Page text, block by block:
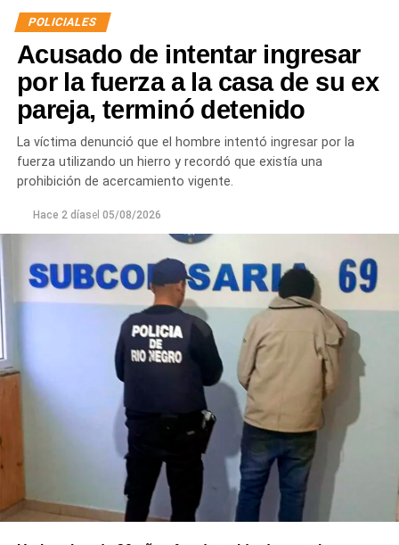
POLICIALES
Acusado de intentar ingresar
por la fuerza a la casa de su ex
pareja, terminó detenido
La víctima denunció que el hombre intentó ingresar por la
fuerza utilizando un hierro y recordó que existía una
prohibición de acercamiento vigente.
Hace 2 díasel 05/08/2026